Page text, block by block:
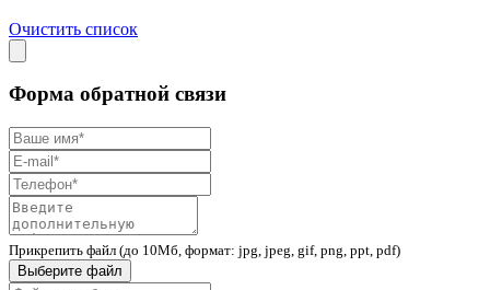
Очистить список
Форма обратной связи
Прикрепить файл (до 10Мб, формат: jpg, jpeg, gif, png, ppt, pdf)
Выберите файл